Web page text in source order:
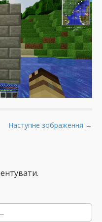
Наступне зображення →